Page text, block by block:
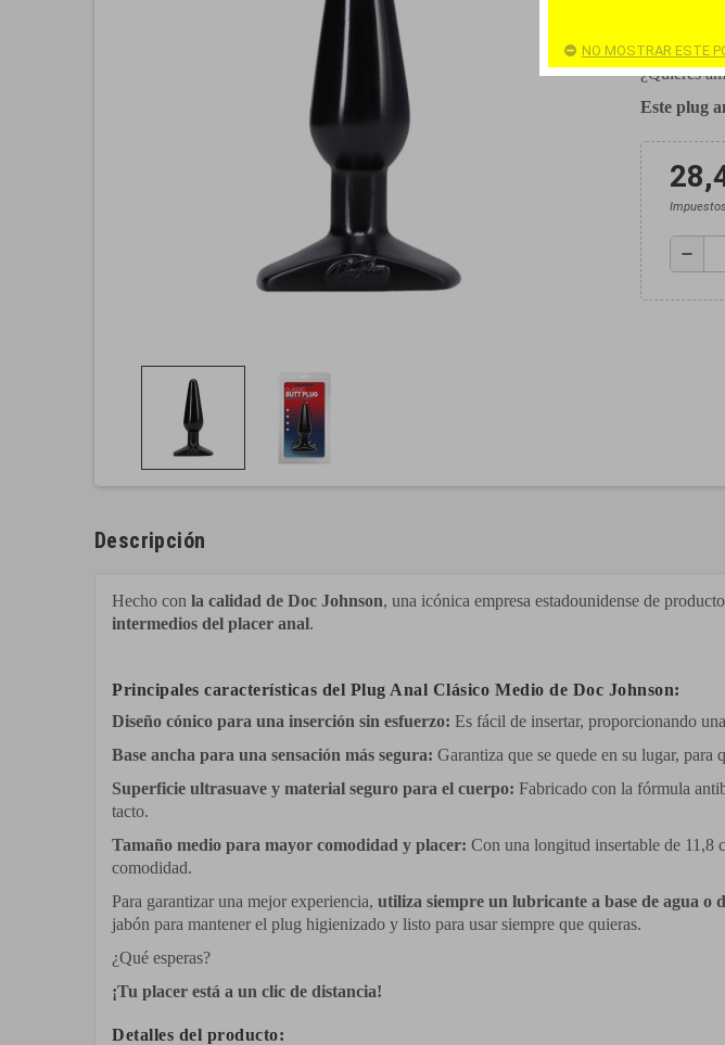
¿Quieres
Este plug
remove
Descripción
Hecho con la calidad de Doc Johnson, una icónica empresa estadounidense de
intermedios del placer anal.
Principales características del Plug Anal Clásico Medio de Doc Johnson:
Diseño cónico para una inserción sin esfuerzo: Es fácil de insertar, proporcionando
Base ancha para una sensación más segura: Garantiza que se quede en su lugar,
Superficie ultrasuave y material seguro para el cuerpo: Fabricado con la fórmula
tacto.
Tamaño medio para mayor comodidad y placer: Con una longitud insertable de 11,8
comodidad.
Para garantizar una mejor experiencia, utiliza siempre un lubricante a base de agua o
jabón para mantener el plug higienizado y listo para usar siempre que quieras.
¿Qué esperas?
¡Tu placer está a un clic de distancia!
Detalles del producto:
NO MOSTRAR ESTE